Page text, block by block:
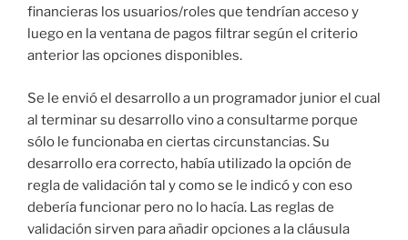
financieras los usuarios/roles que tendrían acceso y
luego en la ventana de pagos filtrar según el criterio
anterior las opciones disponibles.
Se le envió el desarrollo a un programador junior el cual
al terminar su desarrollo vino a consultarme porque
sólo le funcionaba en ciertas circunstancias. Su
desarrollo era correcto, había utilizado la opción de
regla de validación tal y como se le indicó y con eso
debería funcionar pero no lo hacía. Las reglas de
validación sirven para añadir opciones a la cláusula